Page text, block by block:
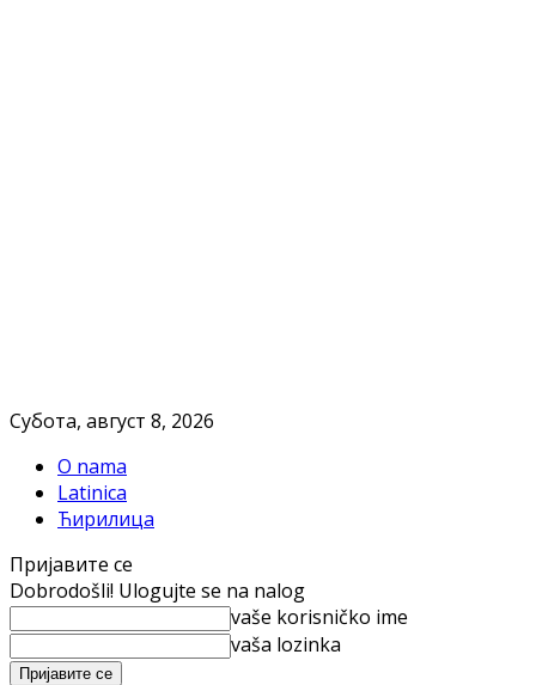
Субота, август 8, 2026
O nama
Latinica
Ћирилица
Пријавите се
Dobrodošli! Ulogujte se na nalog
vaše korisničko ime
vaša lozinka